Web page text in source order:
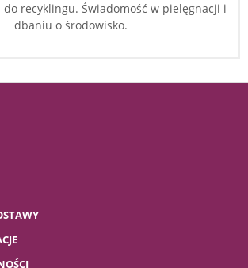
do recyklingu. Świadomość w pielęgnacji i
dbaniu o środowisko.